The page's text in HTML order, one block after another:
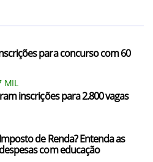
para concurso com 60
MIL
inscrições para 2.800 vagas
de Renda? Entenda as
com educação